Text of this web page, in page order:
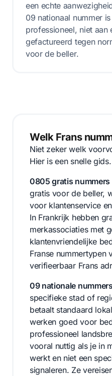
een echte
09 nationaal nummer
professioneel, niet aan
gefactureerd tegen
voor de beller.
Welk Frans
Niet zeker welk
Hier is een snelle gids.
0805 gratis nummers
gratis voor de beller,
voor klantenservice
In Frankrijk hebben
merkassociaties met
klantenvriendelijke
Franse nummertypen
verifieerbaar Frans
09 nationale nummers
specifieke stad of
betaalt standaard
werken goed voor
professioneel
vooral nuttig als je in
werkt en niet een
signaleren. Ze